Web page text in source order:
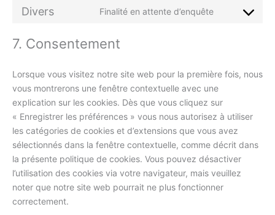
service
Divers Finalité en attente d’enquête
Consent
7. Consentement
Lorsque vous visitez notre site web pour la première fois, nous
vous montrerons une fenêtre contextuelle avec une
explication sur les cookies. Dès que vous cliquez sur
« Enregistrer les préférences » vous nous autorisez à utiliser
les catégories de cookies et d’extensions que vous avez
sélectionnés dans la fenêtre contextuelle, comme décrit dans
la présente politique de cookies. Vous pouvez désactiver
l’utilisation des cookies via votre navigateur, mais veuillez
noter que notre site web pourrait ne plus fonctionner
correctement.